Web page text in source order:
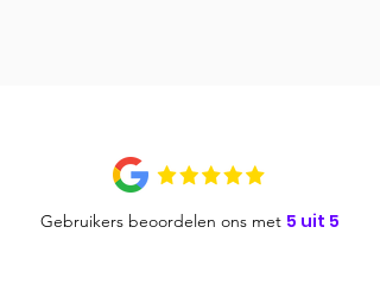
Gebruikers beoordelen ons met 5 uit 5